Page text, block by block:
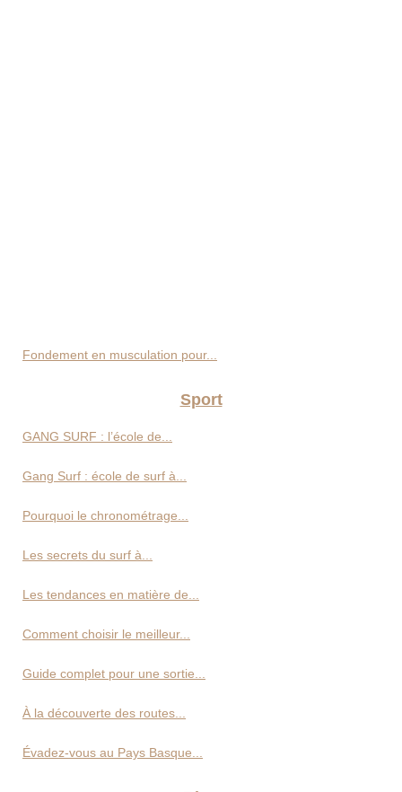
Fondement en musculation pour...
Sport
GANG SURF : l’école de...
Gang Surf : école de surf à...
Pourquoi le chronométrage...
Les secrets du surf à...
Les tendances en matière de...
Comment choisir le meilleur...
Guide complet pour une sortie...
À la découverte des routes...
Évadez-vous au Pays Basque...